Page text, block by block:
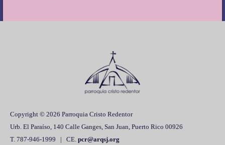
Copyright © 2026 Parroquia Cristo Redentor
Urb. El Paraíso, 140 Calle Ganges, San Juan, Puerto Rico 00926
T. 787-946-1999 | CE. pcr@arqsj.org